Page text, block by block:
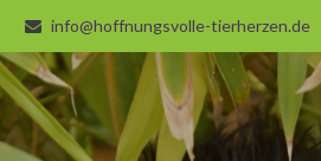
info@hoffnungsvolle-tierherzen.de